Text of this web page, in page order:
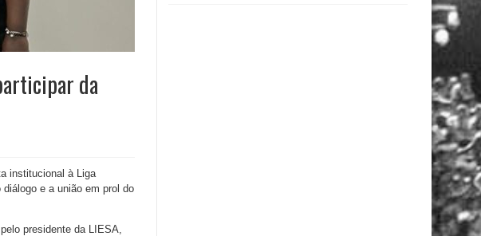
da
institucional à Liga
e a união em prol do
presidente da LIESA,